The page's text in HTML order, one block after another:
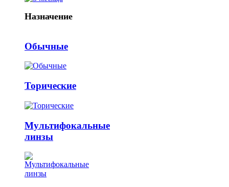
Назначение
Обычные
Торические
Мультифокальные
линзы